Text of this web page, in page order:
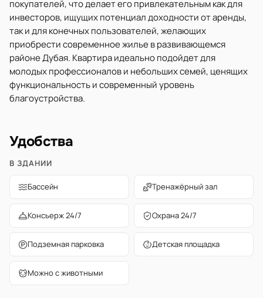
покупателей, что делает его привлекательным как для
инвесторов, ищущих потенциал доходности от аренды,
так и для конечных пользователей, желающих
приобрести современное жилье в развивающемся
районе Дубая. Квартира идеально подойдет для
молодых профессионалов и небольших семей, ценящих
функциональность и современный уровень
благоустройства.
Удобства
В ЗДАНИИ
Бассейн Тренажёрный зал
Консьерж 24/7 Охрана 24/7
Подземная парковка Детская площадка
Можно с животными